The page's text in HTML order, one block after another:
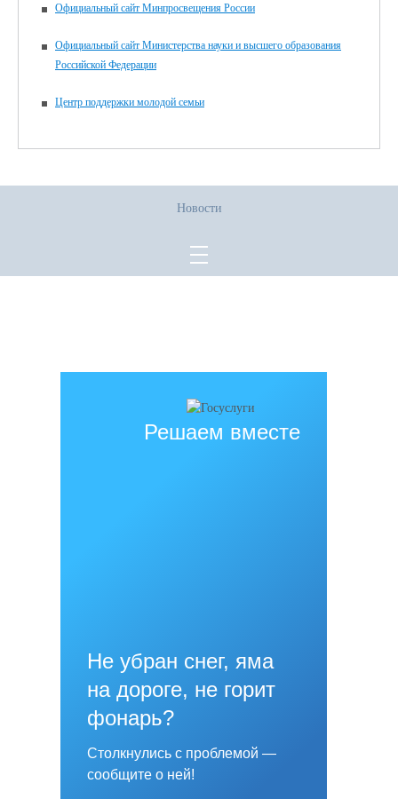
Официальный сайт Минпросвещения России
Официальный сайт Министерства науки и высшего образования
Российской Федерации
Центр поддержки молодой семьи
Новости
Решаем вместе
Не убран снег, яма
на дороге, не горит
фонарь?
Столкнулись с проблемой —
сообщите о ней!